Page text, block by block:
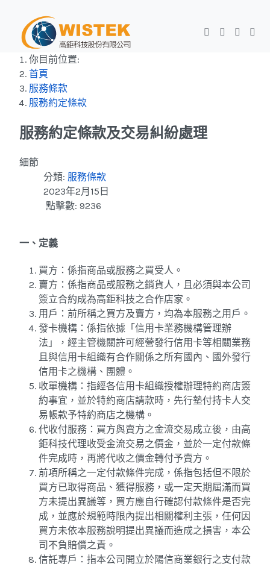
你目前位置:
首頁
服務條款
服務約定條款
服務約定條款及交易糾紛處理
細節
分類: 服務條款
2023年2月15日
點擊數: 9236
一、定義
買方：係指商品或服務之買受人。
賣方：係指商品或服務之銷貨人，且必須與本公司
簽立合約成為高鉅科技之合作店家。
用戶：前所稱之買方及賣方，均為本服務之用戶。
發卡機構：係指依據「信用卡業務機構管理辦
法」，經主管機關許可經營發行信用卡等相關業務
且與信用卡組織有合作關係之所有國內、國外發行
信用卡之機構、團體。
收單機構：指經各信用卡組織授權辦理特約商店簽
約事宜，並於特約商店請款時，先行墊付持卡人交
易帳款予特約商店之機構。
代收付服務：買方與賣方之金流交易成立後，由高
鉅科技代理收受金流交易之價金，並於一定付款條
件完成時，再將代收之價金轉付予賣方。
前項所稱之一定付款條件完成，係指包括但不限於
買方已取得商品、獲得服務，或一定天期屆滿而買
方未提出異議等，買方應自行確認付款條件是否完
成，並應於規範時限內提出相關權利主張，任何因
買方未依本服務說明提出異議而造成之損害，本公
司不負賠償之責。
信託專戶：指本公司開立於陽信商業銀行之支付款